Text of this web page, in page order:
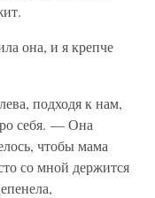
она, и я крепче
подходя к нам,
себя. — Она
чтобы мама
со мной держится